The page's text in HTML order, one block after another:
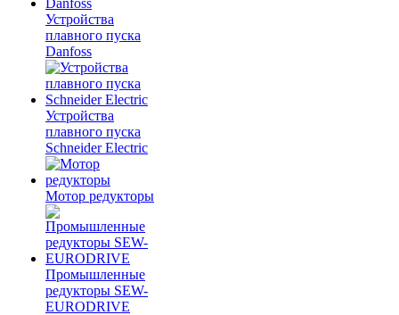
Устройства
плавного пуска
Danfoss
Устройства
плавного пуска
Schneider Electric
Мотор редукторы
Промышленные
редукторы SEW-
EURODRIVE